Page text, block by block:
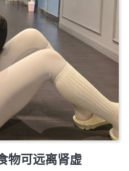
物可远离肾虚